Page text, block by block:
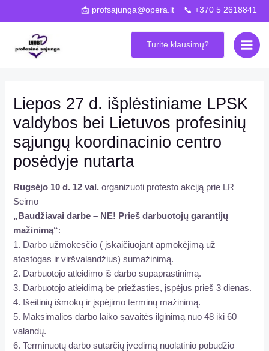
📩 profsajunga@opera.lt 📞 +370 5 2618841
Turite klausimų?
Main
Liepos 27 d. išplėstiniame LPSK
valdybos bei Lietuvos profesinių
sąjungų koordinacinio centro
posėdyje nutarta
Rugsėjo 10 d. 12 val. organizuoti protesto akciją prie LR
Seimo
„Baudžiavai darbe – NE! Prieš darbuotojų garantijų
mažinimą“:
1. Darbo užmokesčio ( įskaičiuojant apmokėjimą už
atostogas ir viršvalandžius) sumažinimą.
2. Darbuotojo atleidimo iš darbo supaprastinimą.
3. Darbuotojo atleidimą be priežasties, įspėjus prieš 3 dienas.
4. Išeitinių išmokų ir įspėjimo terminų mažinimą.
5. Maksimalios darbo laiko savaitės ilginimą nuo 48 iki 60
valandų.
6. Terminuotų darbo sutarčių įvedimą nuolatinio pobūdžio